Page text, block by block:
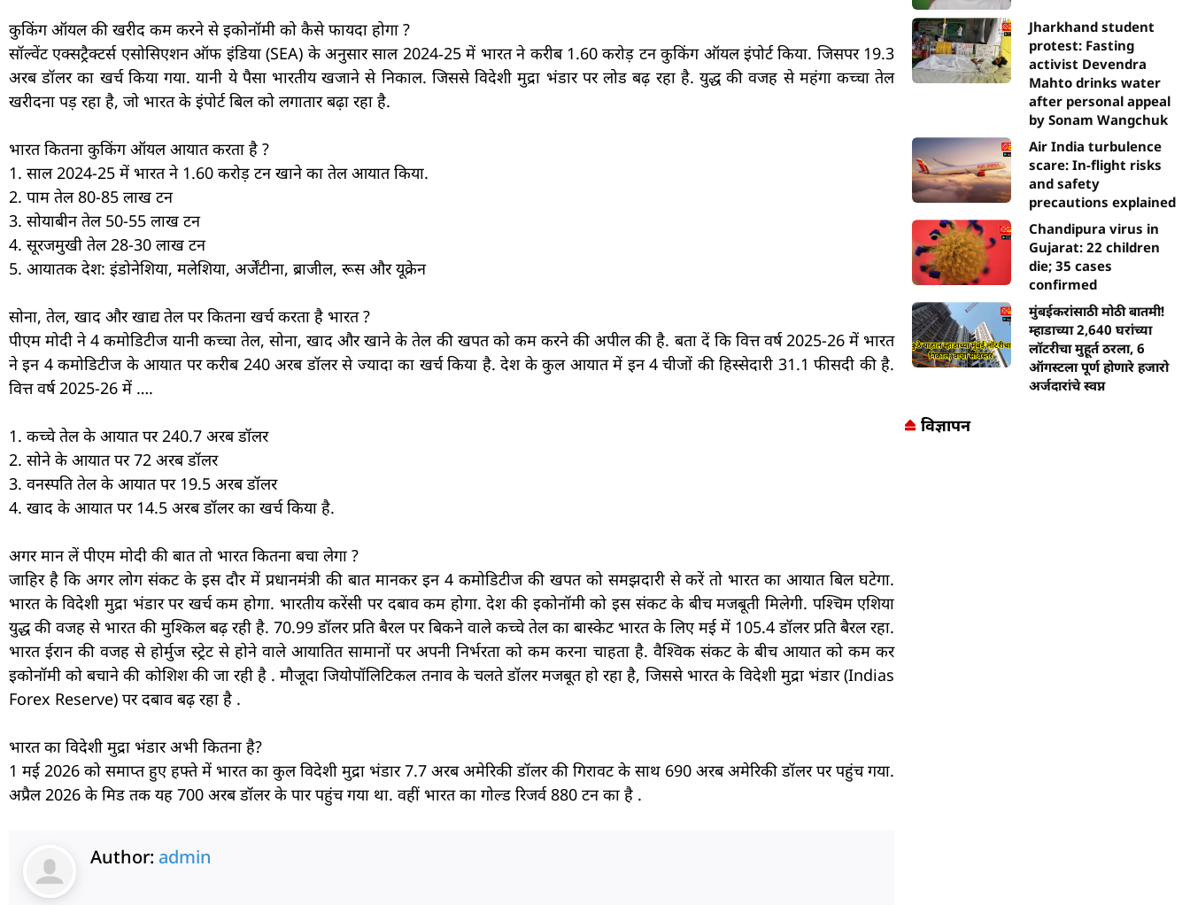
कुकिंग ऑयल की खरीद कम करने से इकोनॉमी को कैसे फायदा होगा ?
सॉल्वेंट एक्सट्रैक्टर्स एसोसिएशन ऑफ इंडिया (SEA) के अनुसार साल 2024‑25 में भारत ने करीब 1.60 करोड़ टन कुकिंग ऑयल इंपोर्ट किया. जिसपर 19.3
अरब डॉलर का खर्च किया गया. यानी ये पैसा भारतीय खजाने से निकाल. जिससे विदेशी मुद्रा भंडार पर लोड बढ़ रहा है. युद्ध की वजह से महंगा कच्चा तेल
खरीदना पड़ रहा है, जो भारत के इंपोर्ट बिल को लगातार बढ़ा रहा है.
भारत कितना कुकिंग ऑयल आयात करता है ?
1. साल 2024-25 में भारत ने 1.60 करोड़ टन खाने का तेल आयात किया.
2. पाम तेल 80-85 लाख टन
3. सोयाबीन तेल 50-55 लाख टन
4. सूरजमुखी तेल 28-30 लाख टन
5. आयातक देश: इंडोनेशिया, मलेशिया, अर्जेंटीना, ब्राजील, रूस और यूक्रेन
सोना, तेल, खाद और खाद्य तेल पर कितना खर्च करता है भारत ?
पीएम मोदी ने 4 कमोडिटीज यानी कच्चा तेल, सोना, खाद और खाने के तेल की खपत को कम करने की अपील की है. बता दें कि वित्त वर्ष 2025-26 में भारत
ने इन 4 कमोडिटीज के आयात पर करीब 240 अरब डॉलर से ज्यादा का खर्च किया है. देश के कुल आयात में इन 4 चीजों की हिस्सेदारी 31.1 फीसदी की है.
वित्त वर्ष 2025-26 में ….
1. कच्चे तेल के आयात पर 240.7 अरब डॉलर
2. सोने के आयात पर 72 अरब डॉलर
3. वनस्पति तेल के आयात पर 19.5 अरब डॉलर
4. खाद के आयात पर 14.5 अरब डॉलर का खर्च किया है.
अगर मान लें पीएम मोदी की बात तो भारत कितना बचा लेगा ?
जाहिर है कि अगर लोग संकट के इस दौर में प्रधानमंत्री की बात मानकर इन 4 कमोडिटीज की खपत को समझदारी से करें तो भारत का आयात बिल घटेगा.
भारत के विदेशी मुद्रा भंडार पर खर्च कम होगा. भारतीय करेंसी पर दबाव कम होगा. देश की इकोनॉमी को इस संकट के बीच मजबूती मिलेगी. पश्चिम एशिया
युद्ध की वजह से भारत की मुश्किल बढ़ रही है. 70.99 डॉलर प्रति बैरल पर बिकने वाले कच्चे तेल का बास्केट भारत के लिए मई में 105.4 डॉलर प्रति बैरल रहा.
भारत ईरान की वजह से होर्मुज स्ट्रेट से होने वाले आयातित सामानों पर अपनी निर्भरता को कम करना चाहता है. वैश्विक संकट के बीच आयात को कम कर
इकोनॉमी को बचाने की कोशिश की जा रही है . मौजूदा जियोपॉलिटिकल तनाव के चलते डॉलर मजबूत हो रहा है, जिससे भारत के विदेशी मुद्रा भंडार (Indias
Forex Reserve) पर दबाव बढ़ रहा है .
भारत का विदेशी मुद्रा भंडार अभी कितना है?
1 मई 2026 को समाप्त हुए हफ्ते में भारत का कुल विदेशी मुद्रा भंडार 7.7 अरब अमेरिकी डॉलर की गिरावट के साथ 690 अरब अमेरिकी डॉलर पर पहुंच गया.
अप्रैल 2026 के मिड तक यह 700 अरब डॉलर के पार पहुंच गया था. वहीं भारत का गोल्ड रिजर्व 880 टन का है .
Author: admin
Jharkhand student
protest: Fasting
activist Devendra
Mahto drinks water
after personal appeal
by Sonam Wangchuk
Air India turbulence
scare: In-flight risks
and safety
precautions explained
Chandipura virus in
Gujarat: 22 children
die; 35 cases
confirmed
मुंबईकरांसाठी मोठी बातमी!
म्हाडाच्या 2,640 घरांच्या
लॉटरीचा मुहूर्त ठरला, 6
ऑगस्टला पूर्ण होणारे हजारो
अर्जदारांचे स्वप्न
विज्ञापन